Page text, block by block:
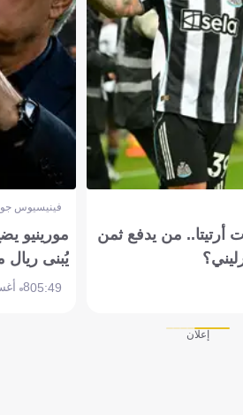
أرتيتا.. من يدفع ثمن
فينيسيوس
مورينيو
يُبنى ريال
05:498 أغسطس 2026
إعلان